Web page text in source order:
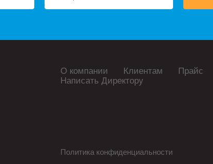
О компании Клиентам Прайс
Написать Директору
Политика конфиденциальности